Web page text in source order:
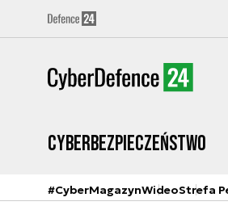
Cyberbezpieczeństwo
#CyberMagazynWideoStrefa